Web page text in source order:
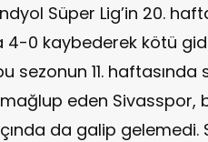
Süper Lig’in 20.
4-0 kaybederek kötü
sezonun 11.
mağlup eden Sivasspor,
da galip